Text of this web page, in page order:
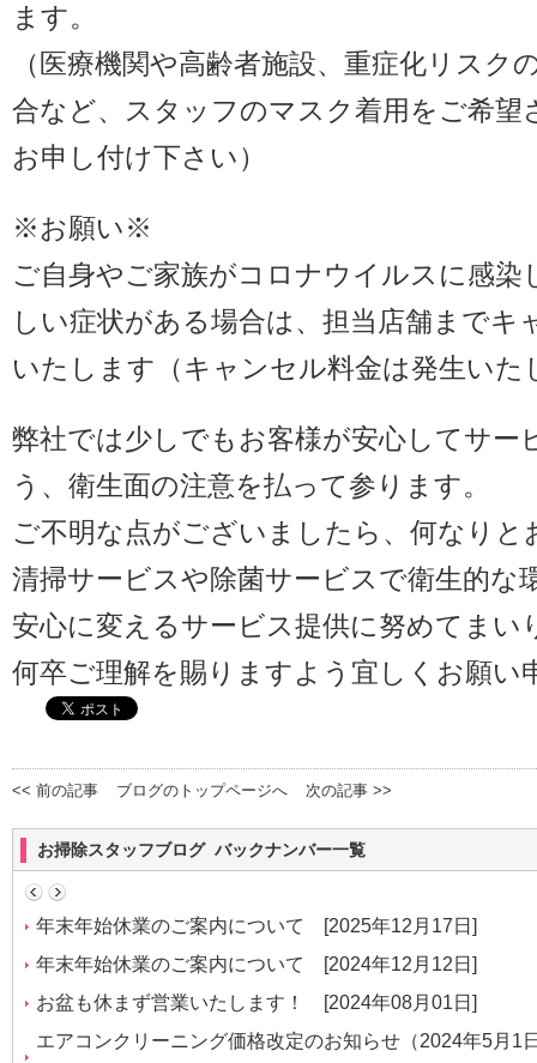
ます。
（医療機関や高齢者施設、重症化リス
合など、スタッフのマスク着用をご希望
お申し付け下さい）
※お願い※
ご自身やご家族がコロナウイルスに感
しい症状がある場合は、担当店舗まで
いたします（キャンセル料金は発生いた
弊社では少しでもお客様が安心してサー
う、衛生面の注意を払って参ります。
ご不明な点がございましたら、何なり
清掃サービスや除菌サービスで衛生的な
安心に変えるサービス提供に努めてまい
何卒ご理解を賜りますよう宜しくお願い
<< 前の記事 ブログのトップページへ 次の記事 >>
お掃除スタッフブログ バックナンバー一覧
年末年始休業のご案内について
[2025年12月17日]
年末年始休業のご案内について
[2024年12月12日]
お盆も休まず営業いたします！
[2024年08月01日]
エアコンクリーニング価格改定のお知らせ（2024年5月1